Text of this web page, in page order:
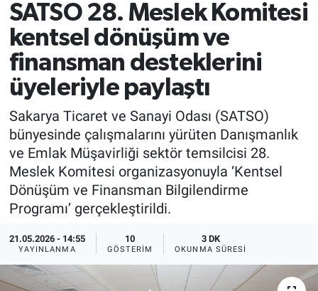
SATSO 28. Meslek Komitesi
kentsel dönüşüm ve
finansman desteklerini
üyeleriyle paylaştı
Sakarya Ticaret ve Sanayi Odası (SATSO)
bünyesinde çalışmalarını yürüten Danışmanlık
ve Emlak Müşavirliği sektör temsilcisi 28.
Meslek Komitesi organizasyonuyla ‘Kentsel
Dönüşüm ve Finansman Bilgilendirme
Programı’ gerçekleştirildi.
21.05.2026 - 14:55
YAYINLANMA
10
GÖSTERIM
3 DK
OKUNMA SÜRESI